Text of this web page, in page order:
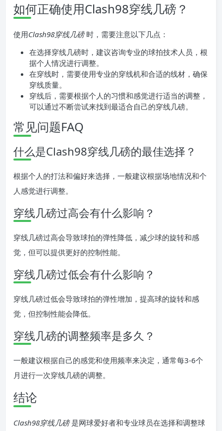
如何正确使用Clash98穿线几磅？
使用Clash98穿线几磅时，需要注意以下几点：
在选择穿线几磅时，建议咨询专业的球拍技术人员，根
据个人情况进行调整。
在穿线时，需要使用专业的穿线机和合适的线材，确保
穿线质量。
穿线后，需要根据个人的习惯和感觉进行适当的调整，
可以通过不断尝试来找到最适合自己的穿线几磅。
常见问题FAQ
什么是Clash98穿线几磅的最佳选择？
根据个人的打法和偏好来选择，一般建议根据场地情况和个
人感觉进行调整。
穿线几磅过高会有什么影响？
穿线几磅过高会导致球拍的弹性降低，减少球的旋转和感
觉，但可以提供更好的控制性能。
穿线几磅过低会有什么影响？
穿线几磅过低会导致球拍的弹性增加，提高球的旋转和感
觉，但控制性能会降低。
穿线几磅的调整频率是多久？
一般建议根据自己的感觉和使用频率来决定，通常每3-6个
月进行一次穿线几磅的调整。
结论
Clash98穿线几磅是网球爱好者和专业球员在选择和调整球